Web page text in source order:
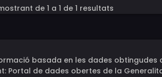
de 1 a 1 de 1 resultats
basada en les dades obtingudes
Portal de dades obertes de la